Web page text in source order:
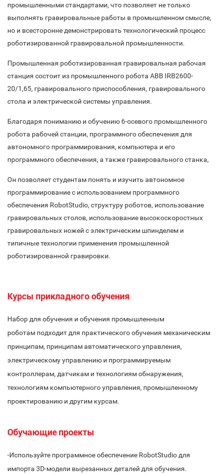
промышленными стандартами, что позволяет не только
выполнять гравировальные работы в промышленном смысле,
но и всесторонне демонстрировать технологический процесс
роботизированной гравировальной промышленности.
Промышленная роботизированная гравировальная рабочая
станция состоит из промышленного робота ABB IRB2600-
20/1,65, гравировального приспособления, гравировального
стола и электрической системы управления.
Благодаря пониманию и обучению 6-осевого промышленного
робота рабочей станции, программного обеспечения для
автономного программирования, компьютера и его
программного обеспечения, а также гравировального станка,
Он позволяет студентам понять и изучить автономное
программирование с использованием программного
обеспечения RobotStudio, структуру роботов, использование
гравировальных столов, использование высокоскоростных
гравировальных ножей с электрическим шпинделем и
типичные технологии применения промышленной
роботизированной гравировки.
Курсы прикладного обучения
Набор для обучения и обучения промышленным
роботам подходит для практического обучения механическим
принципам, принципам автоматического управления,
электрическому управлению и программируемым
контроллерам, датчикам и технологиям обнаружения,
технологиям компьютерного управления, промышленному
проектированию и другим курсам.
Обучающие проекты
-Используйте программное обеспечение RobotStudio для
импорта 3D-модели вырезанных деталей для обучения.